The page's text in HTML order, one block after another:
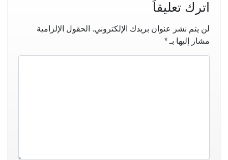
اترك تعليقاً
لن يتم نشر عنوان بريدك الإلكتروني. الحقول الإلزامية
مشار إليها بـ *